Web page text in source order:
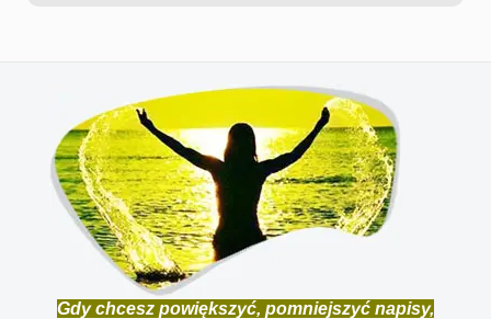
Gdy chcesz powiększyć, pomniejszyć napisy,